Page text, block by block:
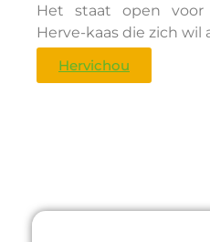
Het staat open
Herve-kaas die zich wil
Hervichou